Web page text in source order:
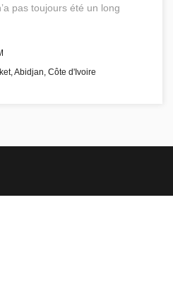
pas toujours été un long
Abidjan, Côte d'Ivoire